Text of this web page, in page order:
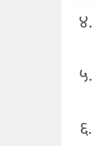
४.
५.
६.